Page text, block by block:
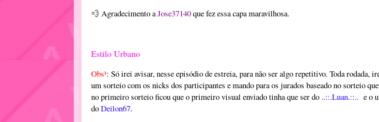
💨 Agradecimento aJose37140que fez essa capa maravilhosa.
Estilo Urbano
Obs¹: Só irei avisar, nesse episódio de estreia, para não ser algo repetitivo. Toda rodada,
um sorteio com os nicks dos participantes e mando para os jurados baseado no sorteio
no primeiro sorteio ficou que o primeiro visual enviado tinha que ser do ..::.Luan.::.. e o
doDeilon67.